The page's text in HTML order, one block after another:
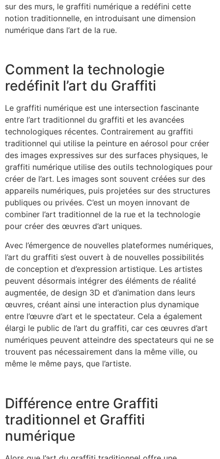
sur des murs, le graffiti numérique a redéfini cette
notion traditionnelle, en introduisant une dimension
numérique dans l’art de la rue.
Comment la technologie
redéfinit l’art du Graffiti
Le graffiti numérique est une intersection fascinante
entre l’art traditionnel du graffiti et les avancées
technologiques récentes. Contrairement au graffiti
traditionnel qui utilise la peinture en aérosol pour créer
des images expressives sur des surfaces physiques, le
graffiti numérique utilise des outils technologiques pour
créer de l’art. Les images sont souvent créées sur des
appareils numériques, puis projetées sur des structures
publiques ou privées. C’est un moyen innovant de
combiner l’art traditionnel de la rue et la technologie
pour créer des œuvres d’art uniques.
Avec l’émergence de nouvelles plateformes numériques,
l’art du graffiti s’est ouvert à de nouvelles possibilités
de conception et d’expression artistique. Les artistes
peuvent désormais intégrer des éléments de réalité
augmentée, de design 3D et d’animation dans leurs
œuvres, créant ainsi une interaction plus dynamique
entre l’œuvre d’art et le spectateur. Cela a également
élargi le public de l’art du graffiti, car ces œuvres d’art
numériques peuvent atteindre des spectateurs qui ne se
trouvent pas nécessairement dans la même ville, ou
même le même pays, que l’artiste.
Différence entre Graffiti
traditionnel et Graffiti
numérique